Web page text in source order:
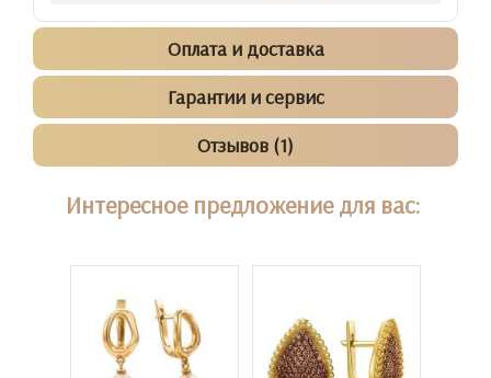
Оплата и доставка
Гарантии и сервис
Отзывов (1)
Интересное предложение для вас: